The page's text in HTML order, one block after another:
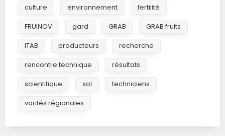
culture
environnement
fertilité
FRUINOV
gard GRAB
GRAB fruits
ITAB
producteurs
recherche
rencontre technique
résultats
scientifique
sol
techniciens
varités régionales